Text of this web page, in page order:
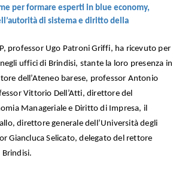
per formare esperti in blue economy,
di sistema e diritto della
professor Ugo Patroni Griffi, ha ricevuto per
uffici di Brindisi, stante la loro presenza in
dell’Ateneo barese, professor Antonio
Vittorio Dell’Atti, direttore del
Manageriale e Diritto di Impresa, il
direttore generale dell’Università degli
Giancluca Selicato, delegato del rettore
Brindisi.